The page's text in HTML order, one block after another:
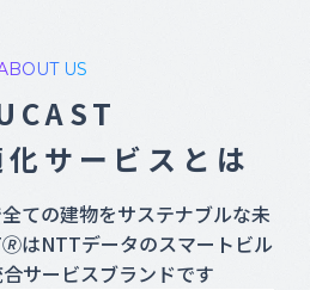
US
サービスとは
ての建物をサステナブルな未
はNTTデータのスマートビル
サービスブランドです